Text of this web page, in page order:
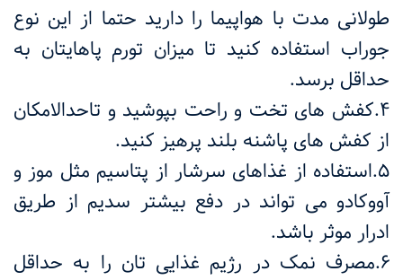
طولانی مدت با هواپیما را دارید حتما از این نوع
جوراب استفاده کنید تا میزان تورم پاهایتان به
حداقل برسد.
4.کفش های تخت و راحت بپوشید و تاحدالامکان
از کفش های پاشنه بلند پرهیز کنید.
5.استفاده از غذاهای سرشار از پتاسیم مثل موز و
آووکادو می تواند در دفع بیشتر سدیم از طریق
ادرار موثر باشد.
6.مصرف نمک در رژیم غذایی تان را به حداقل